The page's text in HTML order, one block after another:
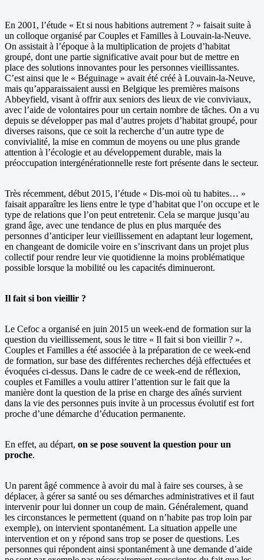
En 2001, l’étude « Et si nous habitions autrement ? » faisait suite à
un colloque organisé par Couples et Familles à Louvain-la-Neuve.
On assistait à l’époque à la multiplication de projets d’habitat
groupé, dont une partie significative avait pour but de mettre en
place des solutions innovantes pour les personnes vieillissantes.
C’est ainsi que le « Béguinage » avait été créé à Louvain-la-Neuve,
mais qu’apparaissaient aussi en Belgique les premières maisons
Abbeyfield, visant à offrir aux seniors des lieux de vie conviviaux,
avec l’aide de volontaires pour un certain nombre de tâches. On a vu
depuis se développer pas mal d’autres projets d’habitat groupé, pour
diverses raisons, que ce soit la recherche d’un autre type de
convivialité, la mise en commun de moyens ou une plus grande
attention à l’écologie et au développement durable, mais la
préoccupation intergénérationnelle reste fort présente dans le secteur.
Très récemment, début 2015, l’étude « Dis-moi où tu habites… »
faisait apparaître les liens entre le type d’habitat que l’on occupe et le
type de relations que l’on peut entretenir. Cela se marque jusqu’au
grand âge, avec une tendance de plus en plus marquée des
personnes d’anticiper leur vieillissement en adaptant leur logement,
en changeant de domicile voire en s’inscrivant dans un projet plus
collectif pour rendre leur vie quotidienne la moins problématique
possible lorsque la mobilité ou les capacités diminueront.
Il fait si bon vieillir ?
Le Cefoc a organisé en juin 2015 un week-end de formation sur la
question du vieillissement, sous le titre « Il fait si bon vieillir ? ».
Couples et Familles a été associée à la préparation de ce week-end
de formation, sur base des différentes recherches déjà effectuées et
évoquées ci-dessus. Dans le cadre de ce week-end de réflexion,
couples et Familles a voulu attirer l’attention sur le fait que la
manière dont la question de la prise en charge des aînés survient
dans la vie des personnes puis invite à un processus évolutif est fort
proche d’une démarche d’éducation permanente.
En effet, au départ, on se pose souvent la question pour un
proche.
Un parent âgé commence à avoir du mal à faire ses courses, à se
déplacer, à gérer sa santé ou ses démarches administratives et il faut
intervenir pour lui donner un coup de main. Généralement, quand
les circonstances le permettent (quand on n’habite pas trop loin par
exemple), on intervient spontanément. La situation appelle une
intervention et on y répond sans trop se poser de questions. Les
personnes qui répondent ainsi spontanément à une demande d’aide